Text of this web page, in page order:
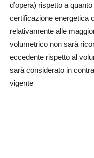
d’opera) rispetto a
certificazione energetica
relativamente alle
volumetrico non sarà
eccedente rispetto al
sarà considerato in
vigente